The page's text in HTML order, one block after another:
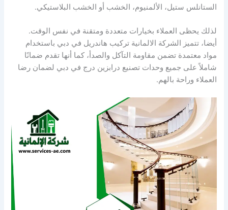
الستانلس ستيل، الألمنيوم، الخشب أو الخشب البلاستيكي.
لذلك يحظى العملاء بخيارات متعددة ومتقنة في نفس الوقت.
أيضا، تتميز الشركة الالمانية تركيب هاندريل في دبي باستخدام
مواد معتمدة تضمن مقاومة التآكل والصدأ، كما أنها تقدم ضمانًا
شاملاً على جميع وحدات تصنيع درابزين درج في دبي لضمان رضا
العملاء وراحة بالهم.